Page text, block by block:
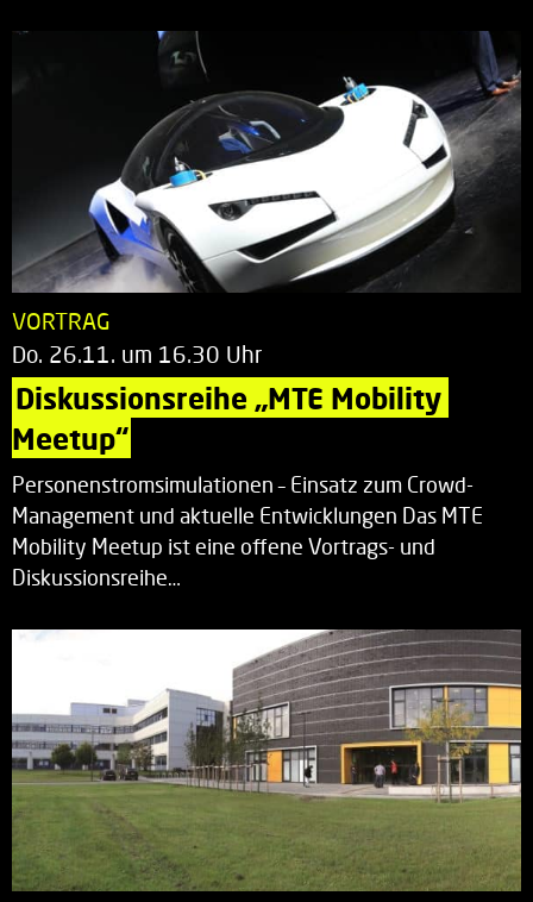
VORTRAG
Do. 26.11. um 16.30 Uhr
Diskussionsreihe „MTE Mobility
Meetup“
Personenstromsimulationen – Einsatz zum Crowd-
Management und aktuelle Entwicklungen Das MTE
Mobility Meetup ist eine offene Vortrags- und
Diskussionsreihe…